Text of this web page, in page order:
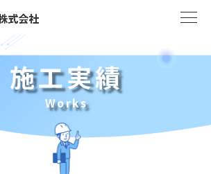
施工実績
Works